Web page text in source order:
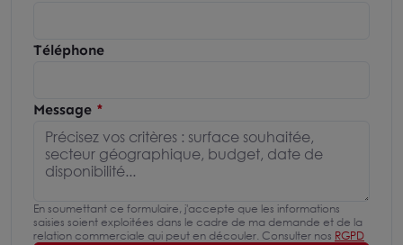
Téléphone
Message
En soumettant ce formulaire, j'accepte que les informations
saisies soient exploitées dans le cadre de ma demande et de la
relation commerciale qui peut en découler. Consulter nos RGPD